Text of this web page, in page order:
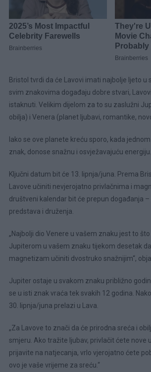
Bristol tvrdi da će Lavovi imati najbolje ljeto u
svim znakovima događaju dobre stvari,
istaknuti. Velikim dijelom za to su zaslužni
obilja) i Venera (planet ljubavi, romantike,
Iako se ove planete kreću sporo, kada
znak, donose snažnu i osvježavajuću energiju.
Ključni datum bit će 13. lipnja/juna. Prema
Lavove učiniti nevjerojatno privlačnima i
društveni kalendar bit će prepun događanja
predstava i druženja.
„Najbolji dio Venere u vašem znaku jest to
Jupiterom u vašem znaku tijekom desetak
magnetizam učiniti dvostruko snažnijim“,
Jupiter ostaje u svakom znaku približno
se u isti znak vraća tek svakih 12 godina.
30. lipnja/juna prelazi u Lava.
„Za Lavove to znači da će prirodna sreća i
smjeru. Ako tražite ljubav, privlačit ćete nove
prijavite na natjecanja, vrlo vjerojatno ćete
ovo je vaše vrijeme za sreću.“